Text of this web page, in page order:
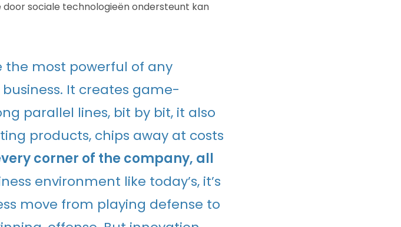
door sociale technologieën ondersteunt kan
most powerful of any
It creates game-
parallel lines, bit by bit, it also
products, chips away at costs
corner of the company, all
environment like today’s, it’s
move from playing defense to